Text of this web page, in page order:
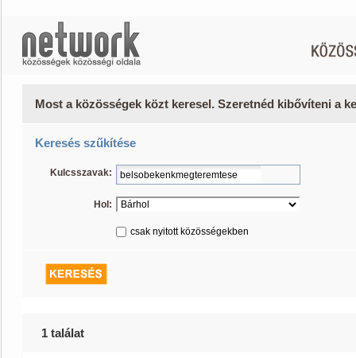
Most a közösségek közt keresel. Szeretnéd kibővíteni a
Keresés szűkítése
Kulcsszavak:
Hol:
csak nyitott közösségekben
1 találat